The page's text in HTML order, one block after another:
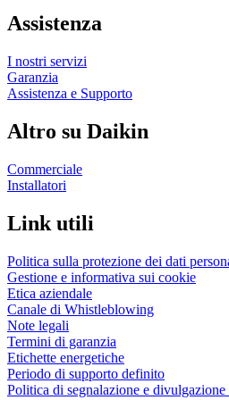
Assistenza
I nostri servizi
Garanzia
Assistenza e Supporto
Altro su Daikin
Commerciale
Installatori
Link utili
Politica sulla protezione dei dati
Gestione e informativa sui cookie
Etica aziendale
Canale di Whistleblowing
Note legali
Termini di garanzia
Etichette energetiche
Periodo di supporto definito
Politica di segnalazione e